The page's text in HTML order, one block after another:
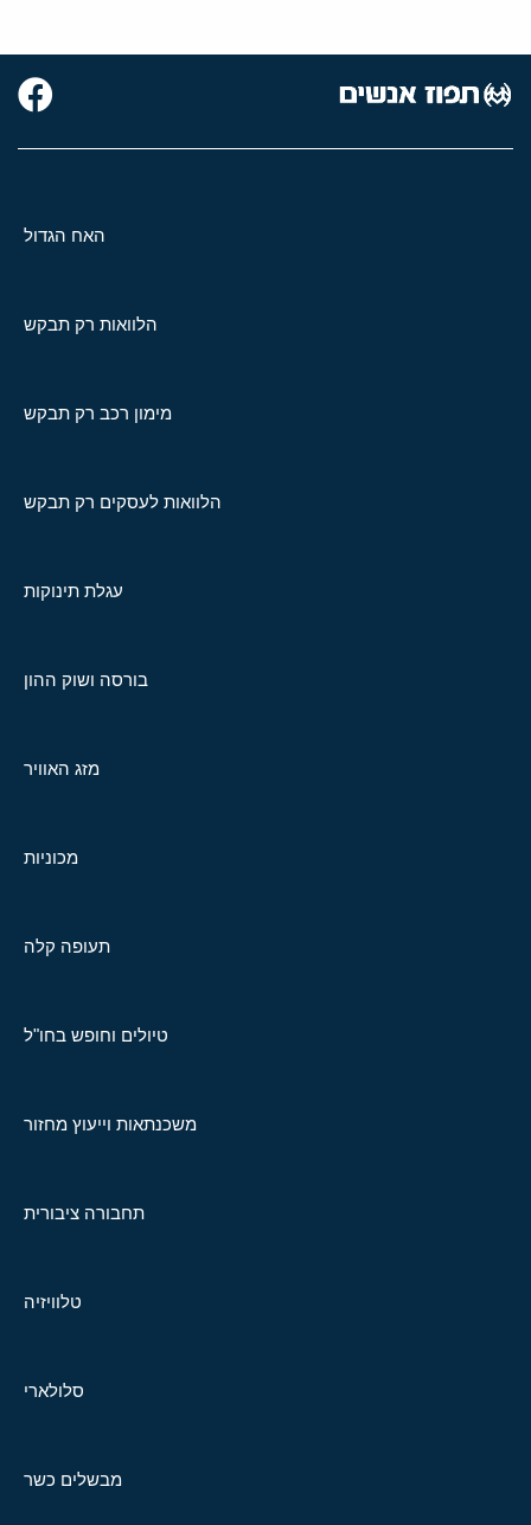
האח הגדול
הלוואות רק תבקש
מימון רכב רק תבקש
הלוואות לעסקים רק תבקש
עגלת תינוקות
בורסה ושוק ההון
מזג האוויר
מכוניות
תעופה קלה
טיולים וחופש בחו"ל
משכנתאות וייעוץ מחזור
תחבורה ציבורית
טלוויזיה
סלולארי
מבשלים כשר